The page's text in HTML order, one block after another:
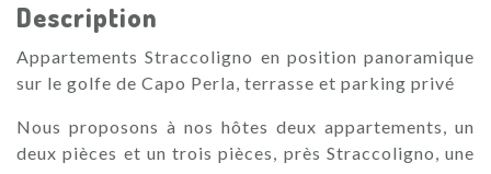
Description
Appartements Straccoligno en position panoramique
sur le golfe de Capo Perla, terrasse et parking privé
Nous proposons à nos hôtes deux appartements, un
deux pièces et un trois pièces, près Straccoligno, une